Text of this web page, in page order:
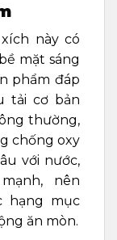
này có
mặt sáng
phẩm đáp
tải cơ bản
thường,
chống oxy
với nước,
nên
hạng mục
ăn mòn.